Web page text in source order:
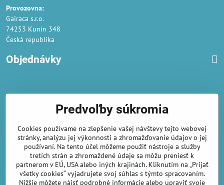
Provozovna:
Gairaca s.r.o.
74253 Kunín 348
Česká republika
Objednávky
Podmienky ochrany osobných údajov
Náklady na dodání a doba dodání
Veľkoobchod- značka Gaira®
AmiraShop je registrovaný na Puncovom úrade.
Puncové značkysú k nahliadnuttu.
Predvoľby súkromia
Cookies používame na zlepšenie vašej návštevy tejto webovej
stránky, analýzu jej výkonnosti a zhromažďovanie údajov o jej
používaní. Na tento účel môžeme použiť nástroje a služby
tretích strán a zhromaždené údaje sa môžu preniesť k
partnerom v EÚ, USA alebo iných krajinách. Kliknutím na „Prijať
všetky cookies“ vyjadrujete svoj súhlas s týmto spracovaním.
Nižšie môžete nájsť podrobné informácie alebo upraviť svoje